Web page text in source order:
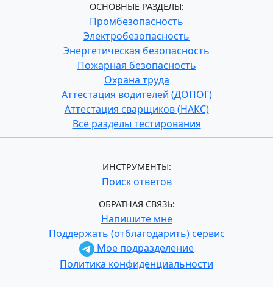
ОСНОВНЫЕ РАЗДЕЛЫ:
Промбезопасность
Электробезопасность
Энергетическая безопасность
Пожарная безопасность
Охрана труда
Аттестация водителей (ДОПОГ)
Аттестация сварщиков (НАКС)
Все разделы тестирования
ИНСТРУМЕНТЫ:
Поиск ответов
ОБРАТНАЯ СВЯЗЬ:
Напишите мне
Поддержать (отблагодарить) сервис
Мое подразделение
Политика конфиденциальности